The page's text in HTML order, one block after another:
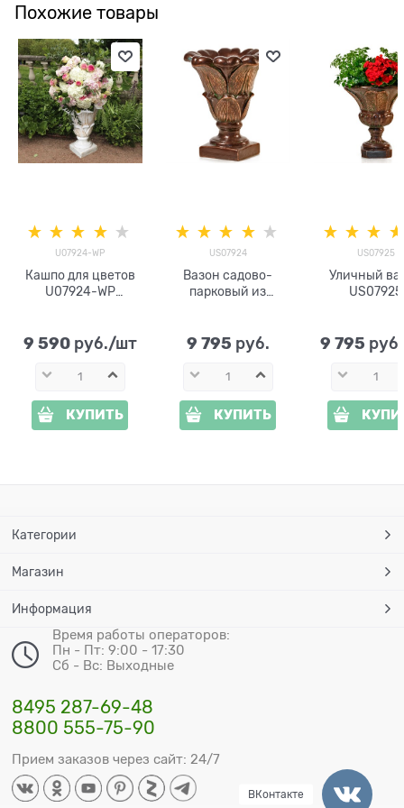
Похожие товары
U07924-WP
Кашпо для цветов
U07924-WP
9 590 руб./шт
КУПИТЬ
US07924
Вазон садово-
парковый из
высота 58см
9 795 руб.
КУПИТЬ
US07925
Уличный
US07925
9 795
Категории
Магазин
Информация
Время работы операторов:
Пн - Пт: 9:00 - 17:30
Сб - Вс: Выходные
8495 287-69-48
8800 555-75-90
Прием заказов через сайт: 24/7
ВКонтакте